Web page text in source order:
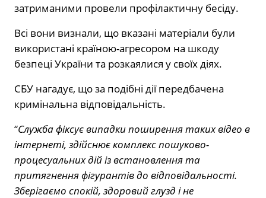
затриманими провели профілактичну бесіду.
Всі вони визнали, що вказані матеріали були
використані країною-агресором на шкоду
безпеці України та розкаялися у своїх діях.
СБУ нагадує, що за подібні дії передбачена
кримінальна відповідальність.
“Служба фіксує випадки поширення таких відео в
інтернеті, здійснює комплекс пошуково-
процесуальних дій із встановлення та
притягнення фігурантів до відповідальності.
Зберігаємо спокій, здоровий глузд і не